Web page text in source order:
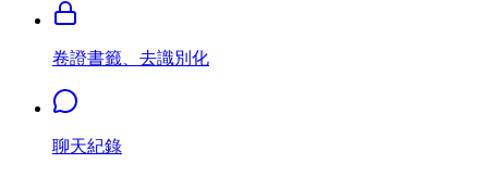
卷證書籤、去識別化
聊天紀錄